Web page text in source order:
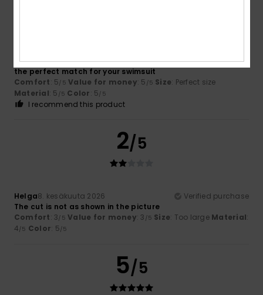
Fortezza25. kesäkuuta 2026
Verified purchase
the perfect match for your swimsuit
Comfort: 5/5 Value for money: 5 /5 Size: Perfect size
Material: 5 /5 Color: 5/5
I recommend this product
2/5
Helga8. kesäkuuta 2026
Verified purchase
The cut is not as shown in the picture
Comfort: 3/5 Value for money: 3 /5 Size: Too large Material:
4/5 Color: 5/5
5/5